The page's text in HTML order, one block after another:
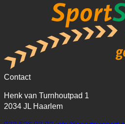
Contact
Henk van Turnhoutpad 1
2034 JL Haarlem